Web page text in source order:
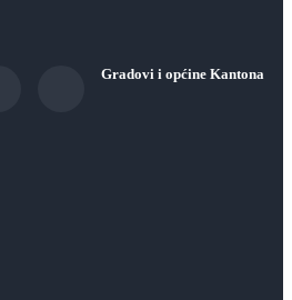
Gradovi i općine Kantona